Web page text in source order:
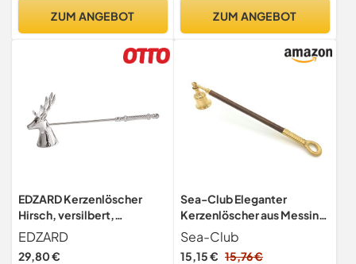
ZUM ANGEBOT ZUM ANGEBOT
EDZARD Kerzenlöscher
Hirsch, versilbert,
anlaufgeschützt, Länge 26
cm
EDZARD
29,80 €
Sea-Club Eleganter
Kerzenlöscher aus Messing
und Holz, 26 cm groß
Sea-Club
15,15 € 15,76 €